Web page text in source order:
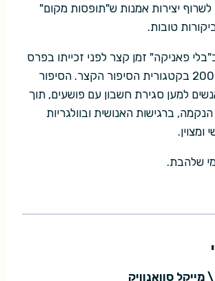
יצירות אמנות ש"תופסות מקום"
טובות.
פאניקה" זמן קצר לפני זכייתו בפרס
הנבולה לשנת 2000 בקטגורית הסיפור הקצר. הסיפור
למען סגירת חשבון עם פושעים, תוך
ברגישות האנושית ובוולגריות
ומצוין.
שלהבת.
סוואנוויק